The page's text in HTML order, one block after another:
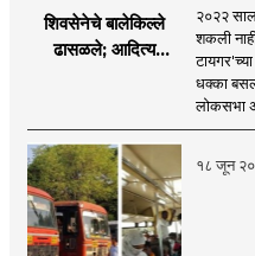
शिवसेनेचे बालेकिल्ले
ढासळले; आदित्य
नेमका कुठे चुकला?
२०२२
शकली
धक्का
लोकसभा
१८ जून